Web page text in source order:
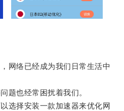
络已经成为我们日常生活中
也经常困扰着我们。
择安装一款加速器来优化网